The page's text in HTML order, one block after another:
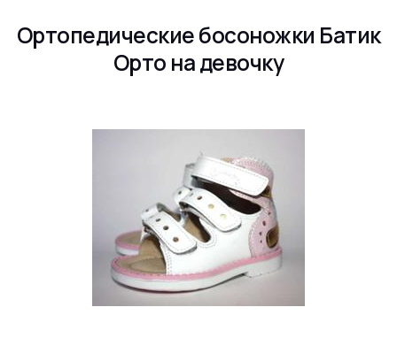
Ортопедические босоножки Батик
Орто на девочку